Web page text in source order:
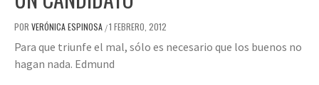
POR VERÓNICA ESPINOSA /1 FEBRERO, 2012
Para que triunfe el mal, sólo es necesario que los buenos no
hagan nada. Edmund